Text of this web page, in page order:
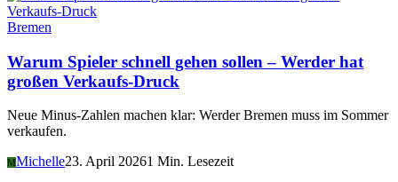
Bremen
Warum Spieler schnell gehen sollen – Werder hat
großen Verkaufs-Druck
Neue Minus-Zahlen machen klar: Werder Bremen muss im Sommer
verkaufen.
MMichelle23. April 20261 Min. Lesezeit